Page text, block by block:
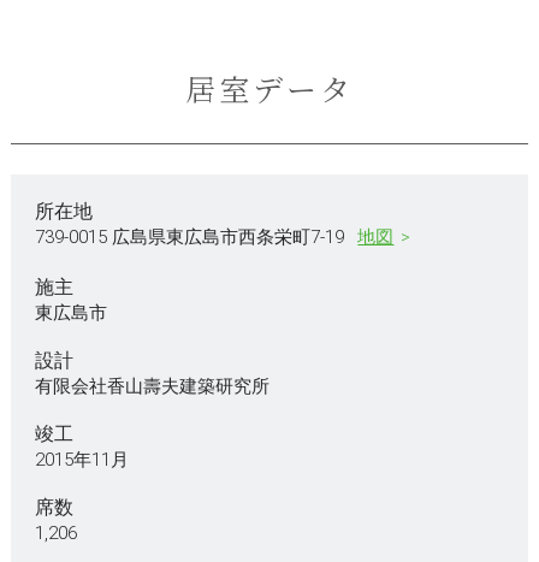
居室データ
所在地
739-0015 広島県東広島市西条栄町7-19 地図
施主
東広島市
設計
有限会社香山壽夫建築研究所
竣工
2015年11月
席数
1,206